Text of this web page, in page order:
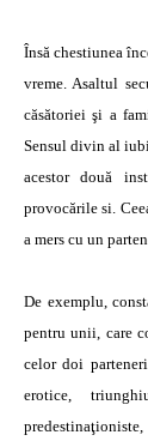
Însă chestiunea
vreme. Asaltul
căsătoriei şi a
Sensul divin al
acestor două
provocările si.
a mers cu un
De exemplu,
pentru unii, care
celor doi
erotice,